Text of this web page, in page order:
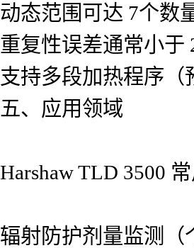
动态范围可达 7个数
重复性误差通常小于
支持多段加热程序
五、应用领域
Harshaw TLD 3500
辐射防护剂量监测（